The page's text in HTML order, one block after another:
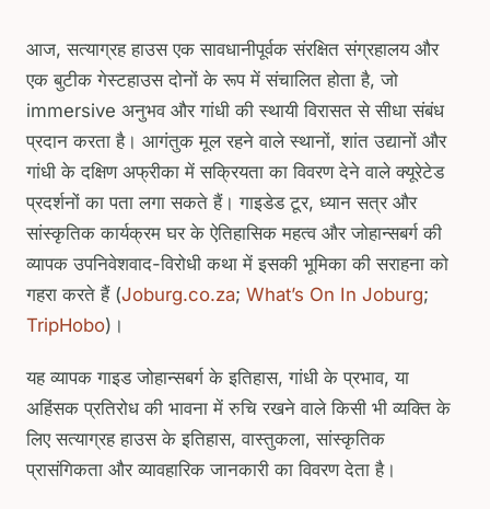
आज, सत्याग्रह हाउस एक सावधानीपूर्वक संरक्षित संग्रहालय और
एक बुटीक गेस्टहाउस दोनों के रूप में संचालित होता है, जो
immersive अनुभव और गांधी की स्थायी विरासत से सीधा संबंध
प्रदान करता है। आगंतुक मूल रहने वाले स्थानों, शांत उद्यानों और
गांधी के दक्षिण अफ्रीका में सक्रियता का विवरण देने वाले क्यूरेटेड
प्रदर्शनों का पता लगा सकते हैं। गाइडेड टूर, ध्यान सत्र और
सांस्कृतिक कार्यक्रम घर के ऐतिहासिक महत्व और जोहान्सबर्ग की
व्यापक उपनिवेशवाद-विरोधी कथा में इसकी भूमिका की सराहना को
गहरा करते हैं (Joburg.co.za; What’s On In Joburg;
TripHobo)।
यह व्यापक गाइड जोहान्सबर्ग के इतिहास, गांधी के प्रभाव, या
अहिंसक प्रतिरोध की भावना में रुचि रखने वाले किसी भी व्यक्ति के
लिए सत्याग्रह हाउस के इतिहास, वास्तुकला, सांस्कृतिक
प्रासंगिकता और व्यावहारिक जानकारी का विवरण देता है।